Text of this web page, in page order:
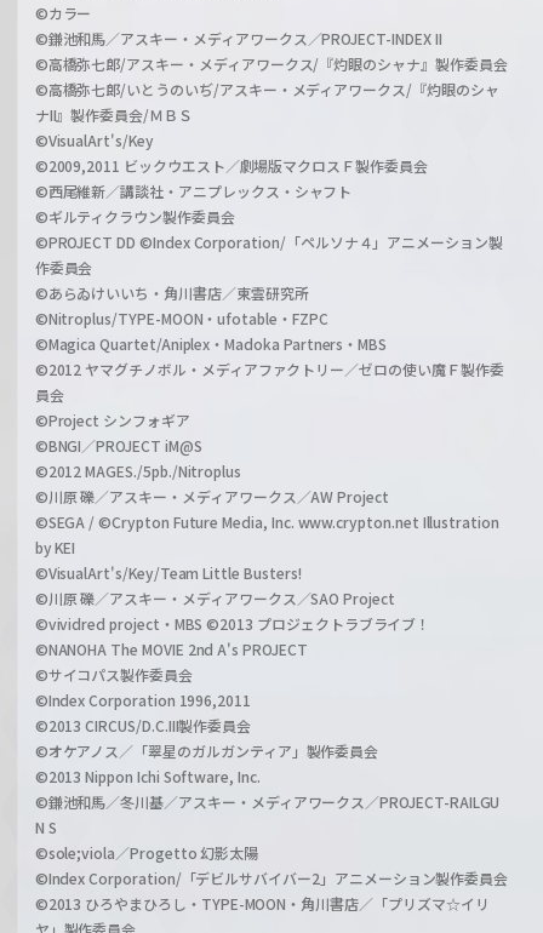
©カラー
©鎌池和馬／アスキー・メディアワークス／PROJECT-INDEX II
©高橋弥七郎/アスキー・メディアワークス/『灼眼のシャナ』製作委員会
©高橋弥七郎/いとうのいぢ/アスキー・メディアワークス/『灼眼のシャ
ナII』製作委員会/ＭＢＳ
©VisualArt's/Key
©2009,2011 ビックウエスト／劇場版マクロスＦ製作委員会
©西尾維新／講談社・アニプレックス・シャフト
©ギルティクラウン製作委員会
©PROJECT DD ©Index Corporation/「ペルソナ４」アニメーション製
作委員会
©あらゐけいいち・角川書店／東雲研究所
©Nitroplus/TYPE-MOON・ufotable・FZPC
©Magica Quartet/Aniplex・Madoka Partners・MBS
©2012 ヤマグチノボル・メディアファクトリー／ゼロの使い魔Ｆ製作委
員会
©Project シンフォギア
©BNGI／PROJECT iM@S
©2012 MAGES./5pb./Nitroplus
©川原 礫／アスキー・メディアワークス／AW Project
©SEGA / ©Crypton Future Media, Inc. www.crypton.net Illustration
by KEI
©VisualArt's/Key/Team Little Busters!
©川原 礫／アスキー・メディアワークス／SAO Project
©vividred project・MBS ©2013 プロジェクトラブライブ！
©NANOHA The MOVIE 2nd A's PROJECT
©サイコパス製作委員会
©Index Corporation 1996,2011
©2013 CIRCUS/D.C.III製作委員会
©オケアノス／「翠星のガルガンティア」製作委員会
©2013 Nippon Ichi Software, Inc.
©鎌池和馬／冬川基／アスキー・メディアワークス／PROJECT-RAILGU
N S
©sole;viola／Progetto 幻影太陽
©Index Corporation/「デビルサバイバー2」アニメーション製作委員会
©2013 ひろやまひろし・TYPE-MOON・角川書店／「プリズマ☆イリ
ヤ」製作委員会